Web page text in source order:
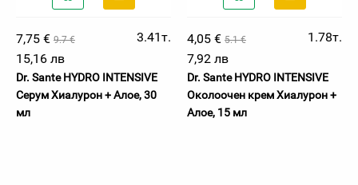
7,75 € 9.7 €
3.41т.
15,16 лв
Dr. Sante HYDRO INTENSIVE
Серум Хиалурон + Алое, 30
мл
4,05 € 5.1 €
1.78т.
7,92 лв
Dr. Sante HYDRO INTENSIVE
Околоочен крем Хиалурон +
Алое, 15 мл